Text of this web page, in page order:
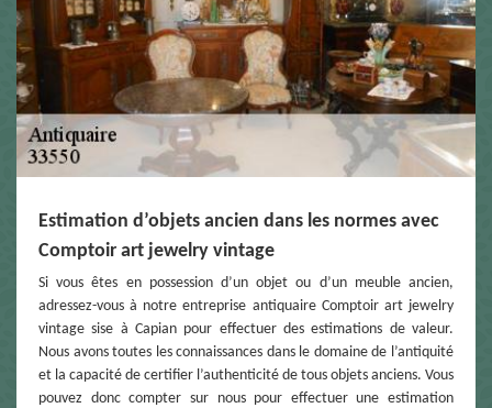
Estimation d’objets ancien dans les normes avec
Comptoir art jewelry vintage
Si vous êtes en possession d’un objet ou d’un meuble ancien,
adressez-vous à notre entreprise antiquaire Comptoir art jewelry
vintage sise à Capian pour effectuer des estimations de valeur.
Nous avons toutes les connaissances dans le domaine de l’antiquité
et la capacité de certifier l’authenticité de tous objets anciens. Vous
pouvez donc compter sur nous pour effectuer une estimation